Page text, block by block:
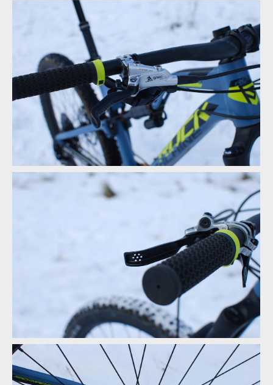
Rock Machine BLIZZARD 90-27 - TRP Slate G-Spec
Rock Machine BLIZZARD 90-27 - TRP Slate G-Spec
Rock Machine BLIZZARD 90-27 - TRP Slate G-Spec
Rock Machine BLIZZARD 90-27 - TRP Slate G-Spec
Rock Machine BLIZZARD 90-27 - TRP Slate G-Spec
Rock Machine BLIZZARD 90-27 - dírky pro odlehčení a lepší grip